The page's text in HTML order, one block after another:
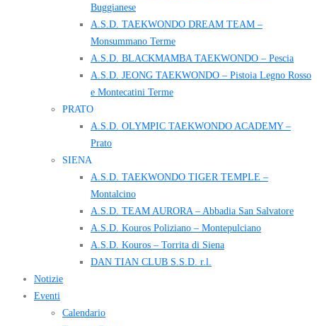
Buggianese
A.S.D. TAEKWONDO DREAM TEAM –
Monsummano Terme
A.S.D. BLACKMAMBA TAEKWONDO – Pescia
A.S.D. JEONG TAEKWONDO – Pistoia Legno Rosso
e Montecatini Terme
PRATO
A.S.D. OLYMPIC TAEKWONDO ACADEMY –
Prato
SIENA
A.S.D. TAEKWONDO TIGER TEMPLE –
Montalcino
A.S.D. TEAM AURORA – Abbadia San Salvatore
A.S.D. Kouros Poliziano – Montepulciano
A.S.D. Kouros – Torrita di Siena
DAN TIAN CLUB S.S.D. r.l.
Notizie
Eventi
Calendario